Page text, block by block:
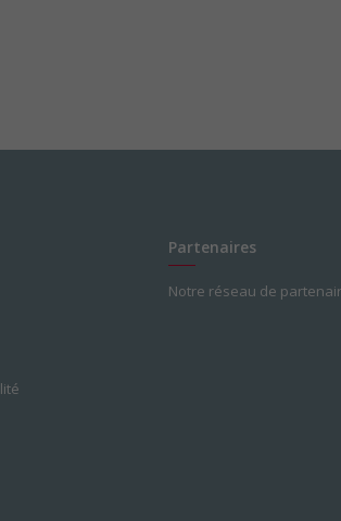
Partenaires
Notre réseau de